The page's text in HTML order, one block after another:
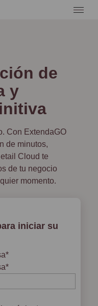
de
y
Con ExtendaGO
de minutos,
Cloud te
de tu negocio
momento.
iniciar su
*